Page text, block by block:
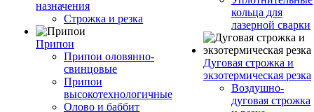
назначения
Строжка и резка
Припои
Припои оловянно-
свинцовые
Припои
высокотехнологичные
Олово и баббит
кольца для
лазерной сварки
Дуговая строжка и
экзотермическая резка
Воздушно-
дуговая строжка